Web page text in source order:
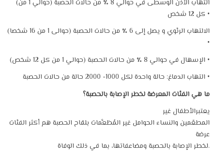
(التهاب الأذن الوسطى في حوالي 8 ٪ من حالات الحصبة (حوالي 1 من
كل 12 شخص •
(الالتهاب الرئوي و يصل إلى 6 ٪ من حالات الحصبة (حوالى 1 من 16 شخصا
•
(الإسهال في حوالي 8 ٪ من حالات الحصبة (حوالي 1 من كل 12 شخص •
التهاب الدماغ: حالة واحدة لكل 1000- 2000 حالة من حالات الحصبة •
ما هي الفئات المعرضة لخطر الإصابة بالحصبة؟
يعتبرالأطفال غير
المطعّمين والنساء الحوامل غير المُطَعَّمات بلقاح الحصبة هم أكثر الفئات
عرضة
لخطر الإصابة بالحصبة ومضاعفاتها، بما في ذلك الوفاة.